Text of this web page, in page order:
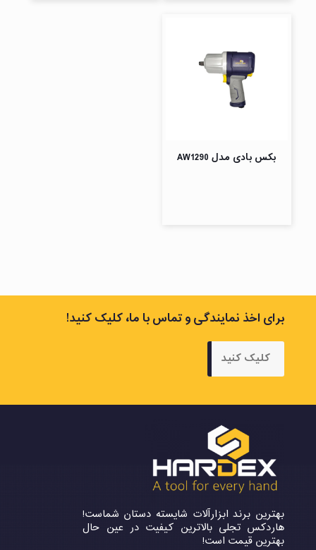
بکس بادی مدل AW1290
کلیک کنید
برای اخذ نمایندگی و تماس با ما، کلیک کنید!
بهترین برند ابزارآلات شایسته دستان شماست!
هاردکس تجلی بالاترین کیفیت در عین حال
بهترین قیمت است!